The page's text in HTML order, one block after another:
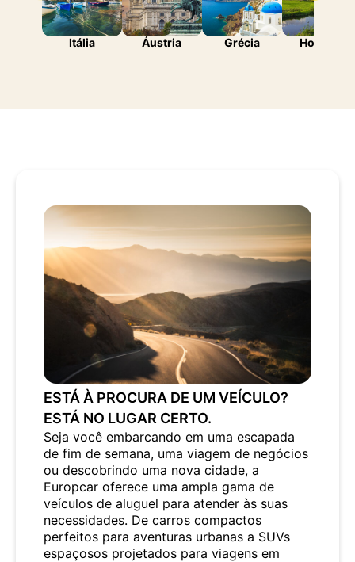
Itália Áustria Grécia Holanda
ESTÁ À PROCURA DE UM VEÍCULO?
ESTÁ NO LUGAR CERTO.
Seja você embarcando em uma escapada
de fim de semana, uma viagem de negócios
ou descobrindo uma nova cidade, a
Europcar oferece uma ampla gama de
veículos de aluguel para atender às suas
necessidades. De carros compactos
perfeitos para aventuras urbanas a SUVs
espaçosos projetados para viagens em